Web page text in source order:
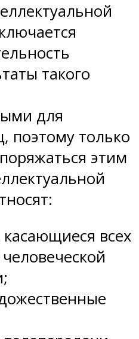
такого
для
поэтому только
этим
всех